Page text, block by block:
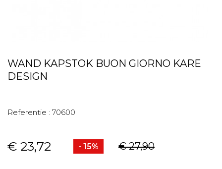
WAND KAPSTOK BUON GIORNO KARE
DESIGN
Referentie : 70600
€ 23,72 - 15% € 27,90